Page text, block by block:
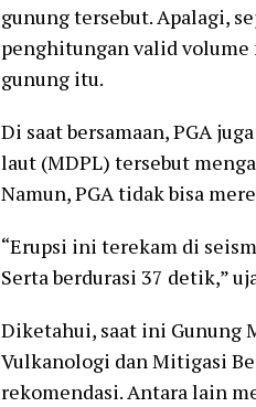
gunung tersebut. Apalagi,
penghitungan valid
gunung itu.
Di saat bersamaan, PGA
laut (MDPL) tersebut
Namun, PGA tidak bisa
“Erupsi ini terekam di
Serta berdurasi 37 detik,”
Diketahui, saat ini Gunung
Vulkanologi dan Mitigasi
rekomendasi. Antara lain